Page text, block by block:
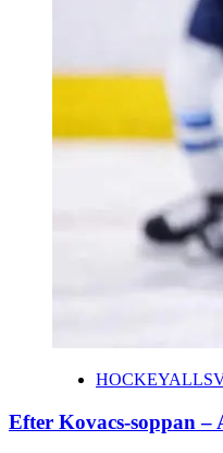
Efter Kovacs-soppan